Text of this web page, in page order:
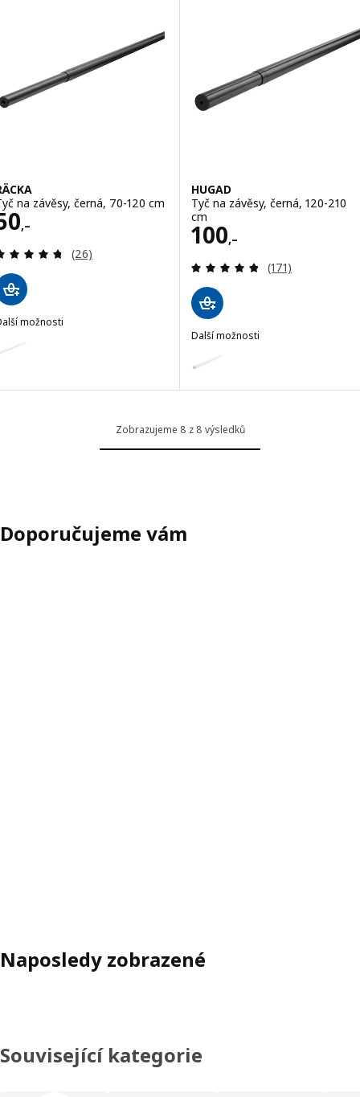
na závěsy, černá, 70-120 cm
,– 50,–
Recenze: 4.7 z 5 hvězdy. Celkem recenzí:
(26)
možnosti
RÄCKA, Tyč na závěsy, bílá, 70-120 cm
HUGAD
Tyč na závěsy, černá, 120-210
cm
100,–
Cena 100,–
Recenze: 4.8 z
(171)
Další možnosti
Zobrazujeme 8 z 8 výsledků
Doporučujeme vám
Naposledy zobrazené
Související kategorie